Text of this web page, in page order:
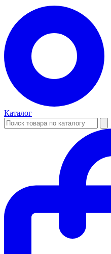
Каталог